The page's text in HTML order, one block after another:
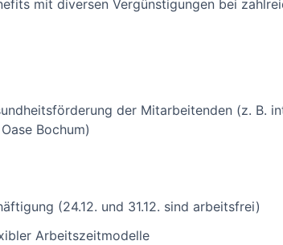
mit diversen Vergünstigungen bei
der Mitarbeitenden (z. B.
Bochum)
(24.12. und 31.12. sind arbeitsfrei)
Arbeitszeitmodelle